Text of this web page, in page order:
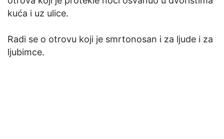
kuća i uz ulice.
Radi se o otrovu koji je smrtonosan i za ljude i za
ljubimce.